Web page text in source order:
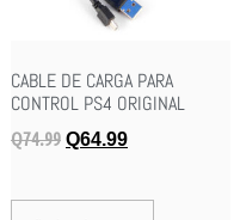
CABLE DE CARGA PARA
CONTROL PS4 ORIGINAL
Q74.99 Q64.99